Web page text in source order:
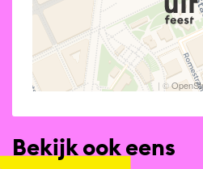
| ©
Bekijk ook eens